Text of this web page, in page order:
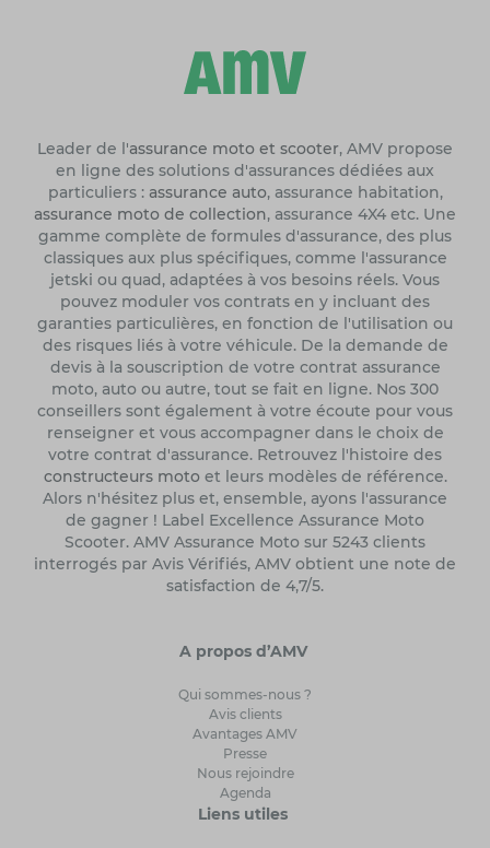
Leader de l'assurance moto et scooter, AMV propose
en ligne des solutions d'assurances dédiées aux
particuliers : assurance auto, assurance habitation,
assurance moto de collection, assurance 4X4 etc. Une
gamme complète de formules d'assurance, des plus
classiques aux plus spécifiques, comme l'assurance
jetski ou quad, adaptées à vos besoins réels. Vous
pouvez moduler vos contrats en y incluant des
garanties particulières, en fonction de l'utilisation ou
des risques liés à votre véhicule. De la demande de
devis à la souscription de votre contrat assurance
moto, auto ou autre, tout se fait en ligne. Nos 300
conseillers sont également à votre écoute pour vous
renseigner et vous accompagner dans le choix de
votre contrat d'assurance. Retrouvez l'histoire des
constructeurs motoet leurs modèles de référence.
Alors n'hésitez plus et, ensemble, ayons l'assurance
de gagner ! Label Excellence Assurance Moto
Scooter. AMV Assurance Moto sur 5243 clients
interrogés par Avis Vérifiés, AMV obtient une note de
satisfaction de 4,7/5.
A propos d’AMV
Qui sommes-nous ?
Avis clients
Avantages AMV
Presse
Nous rejoindre
Agenda
Liens utiles